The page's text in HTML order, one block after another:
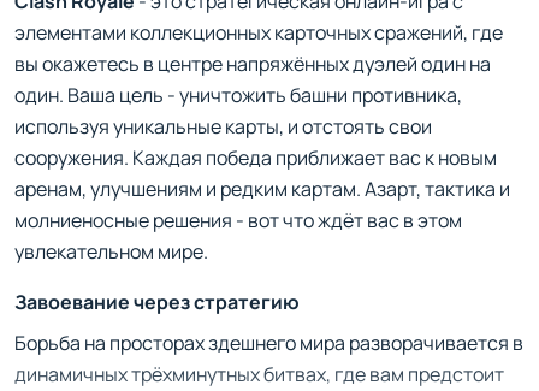
элементами коллекционных карточных сражений, где
вы окажетесь в центре напряжённых дуэлей один на
один. Ваша цель - уничтожить башни противника,
используя уникальные карты, и отстоять свои
сооружения. Каждая победа приближает вас к новым
аренам, улучшениям и редким картам. Азарт, тактика и
молниеносные решения - вот что ждёт вас в этом
увлекательном мире.
Завоевание через стратегию
Борьба на просторах здешнего мира разворачивается в
динамичных трёхминутных битвах, где вам предстоит